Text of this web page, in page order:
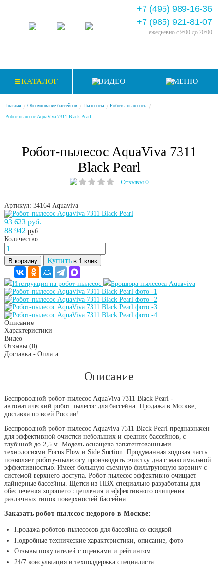
+7 (495) 989-16-36
+7 (985) 921-81-07
ежедневно с 9:00 до 20:00
КАТАЛОГ ВИДЕО МЕНЮ
Главная / Оборудование бассейнов / Пылесосы / Роботы-пылесосы /
Робот-пылесос AquaViva 7311 Black Pearl
Робот-пылесос AquaViva 7311
Black Pearl
Отзывы 0
Артикул: 34164 Aquaviva
93 623 руб.
88 942 руб.
Количество
В корзину Купить в 1 клик
Инструкция на робот-пылесос Брошюра пылесоса Aquaviva
Описание
Характеристики
Видео
Отзывы (0)
Доставка - Оплата
Описание
Беспроводной робот-пылесос AquaViva 7311 Black Pearl -
автоматический робот пылесос для бассейна. Продажа в Москве,
доставка по всей России!
Беспроводной робот-пылесос Aquaviva 7311 Black Pearl предназначен
для эффективной очистки небольших и средних бассейнов, с
глубиной до 2,5 м. Модель оснащена запатентованными
технологиями Focus Flow и Side Suction. Продуманная ходовая часть
позволяет роботу-пылесосу производить очистку дна с максимальной
эффективностью. Имеет большую съемную фильтрующую корзину с
системой верхнего доступа. Робот-пылесос эффективно очищает
лайнерные бассейны. Щетки из ПВХ специально разработаны для
обеспечения хорошего сцепления и эффективного очищения
различных типов поверхностей бассейна.
Заказать робот пылесос недорого в Москве:
Продажа роботов-пылесосов для бассейна со скидкой
Подробные технические характеристики, описание, фото
Отзывы покупателей с оценками и рейтингом
24/7 консультация и техподдержка специалиста